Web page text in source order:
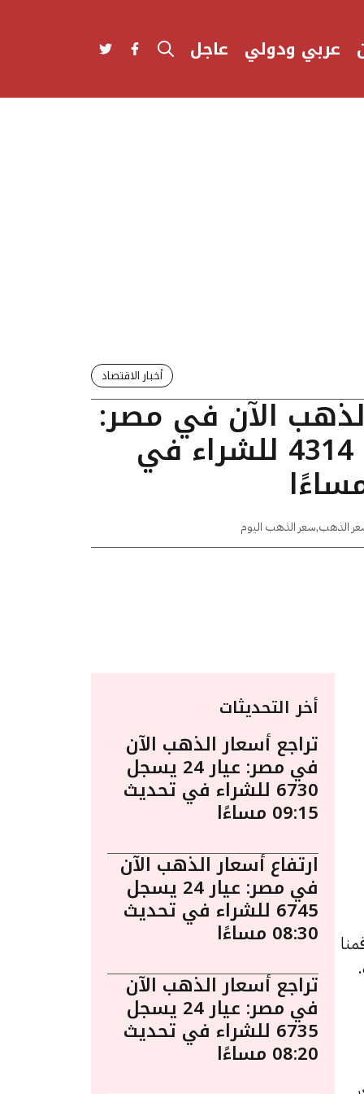
عربي ودولي عاجل
أخبار الاقتصاد
الآن في مصر:
عيار 24 يسجل 4314 للشراء في
الذهب,سعر الذهب اليوم
أخر التحديثات
تراجع أسعار الذهب الآن
في مصر: عيار 24 يسجل
6730 للشراء في تحديث
09:15 مساءًا
ارتفاع أسعار الذهب الآن
في مصر: عيار 24 يسجل
6745 للشراء في تحديث
08:30 مساءًا
تراجع أسعار الذهب الآن
في مصر: عيار 24 يسجل
6735 للشراء في تحديث
08:20 مساءًا